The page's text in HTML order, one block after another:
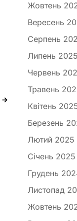
→
Жовтень
Вересень
Серпень
Липень 2025
Червень
Травень
Квітень
Березень
Лютий 2025
Січень 2025
Грудень
Листопад
Жовтень